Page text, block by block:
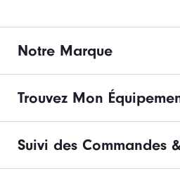
Notre Marque
Trouvez Mon
Suivi des Commandes